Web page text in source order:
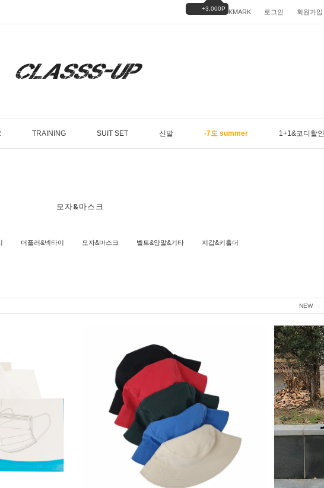
BOOKMARK 로그인 회원가입
+3,000P
TRAINING SUIT SET 신발 -7도 summer 1+1&코디할인
모자&마스크
머플러&넥타이 모자&마스크 벨트&양말&기타 지갑&키홀더
NEW